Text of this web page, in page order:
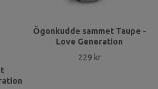
Ögonkudde sammet Taupe -
Love Generation
229 kr